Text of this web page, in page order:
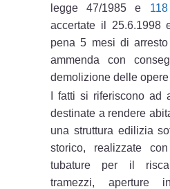
legge 47/1985 e 118
accertate il 25.6.1998
pena 5 mesi di
ammenda con
demolizione delle
I fatti si riferiscono ad
destinate a rendere
una struttura edilizia
storico, realizzate
tubature per il
tramezzi, aperture